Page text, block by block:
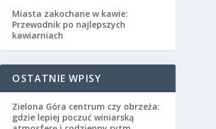
Miasta zakochane w kawie:
Przewodnik po najlepszych
kawiarniach
OSTATNIE WPISY
Zielona Góra centrum czy obrzeża:
gdzie lepiej poczuć winiarską